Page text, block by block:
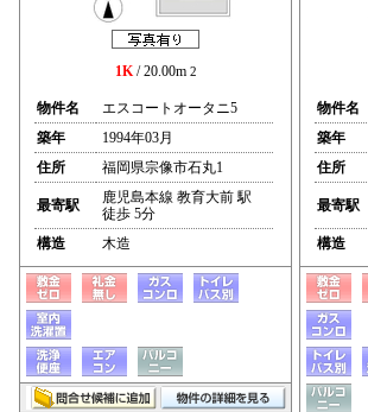
1K/ 20.00m 2
物件名
エスコートオータニ5
築年
1994年03月
住所
福岡県宗像市石丸1
最寄駅
鹿児島本線 教育大前 駅
徒歩 5分
構造
木造
物件名
築年
住所
最寄駅
構造